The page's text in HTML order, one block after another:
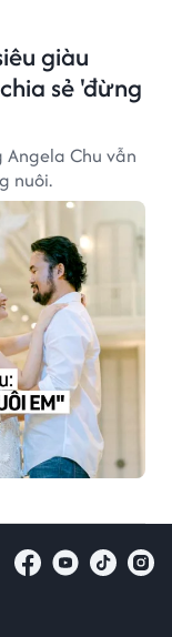
giàu
sẻ 'đừng
Chu vẫn
nuôi.